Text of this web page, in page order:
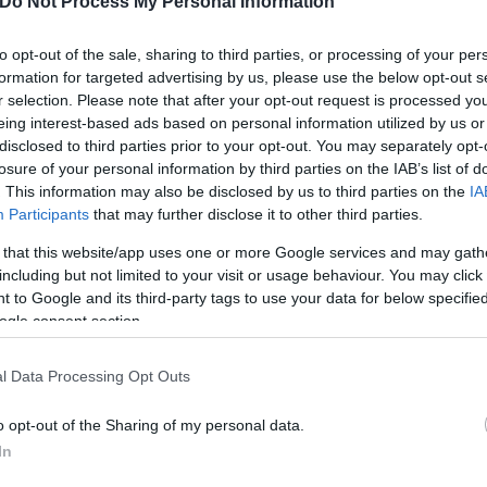
opt-out of the sale, sharing to third parties, or processing of your
for targeted advertising by us, please use the below opt-out
selection. Please note that after your opt-out request is processed
interest-based ads based on personal information utilized by us
to third parties prior to your opt-out. You may separately
of your personal information by third parties on the IAB’s list of
This information may also be disclosed by us to third parties on the
Participants that may further disclose it to other third parties.
that this website/app uses one or more Google services and may
but not limited to your visit or usage behaviour. You may
to Google and its third-party tags to use your data for below
consent section.
Data Processing Opt Outs
opt-out of the Sharing of my personal data.
διακοίνωση της Ελλάδας: «Ανυπόστατες οι
ο υπ. Εξωτερικών της Αιγύπτου στις
Συντονισμός Αθήνας – Καΐρου εν μέσω
σκιά του παράνομου τουρκολιβυκού μνημονίου
Ουκρανία